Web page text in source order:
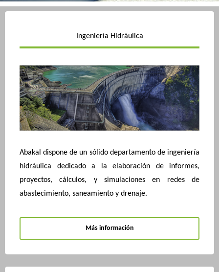
Ingeniería Hidráulica
Abakal dispone de un sólido departamento de ingeniería
hidráulica dedicado a la elaboración de informes,
proyectos, cálculos, y simulaciones en redes de
abastecimiento, saneamiento y drenaje.
Más información